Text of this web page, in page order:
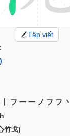
Tập viết
フ一一ノフフ丶
竹戈)